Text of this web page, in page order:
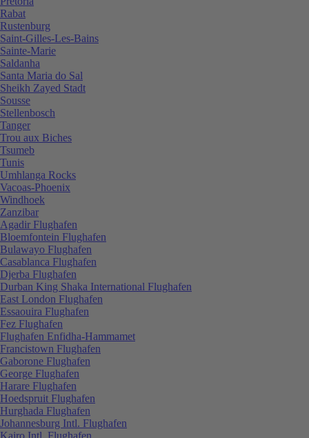
Rabat
Rustenburg
Saint-Gilles-Les-Bains
Sainte-Marie
Saldanha
Santa Maria do Sal
Sheikh Zayed Stadt
Sousse
Stellenbosch
Tanger
Trou aux Biches
Tsumeb
Tunis
Umhlanga Rocks
Vacoas-Phoenix
Windhoek
Zanzibar
Agadir Flughafen
Bloemfontein Flughafen
Bulawayo Flughafen
Casablanca Flughafen
Djerba Flughafen
Durban King Shaka International Flughafen
East London Flughafen
Essaouira Flughafen
Fez Flughafen
Flughafen Enfidha-Hammamet
Francistown Flughafen
Gaborone Flughafen
George Flughafen
Harare Flughafen
Hoedspruit Flughafen
Hurghada Flughafen
Johannesburg Intl. Flughafen
Kairo Intl. Flughafen